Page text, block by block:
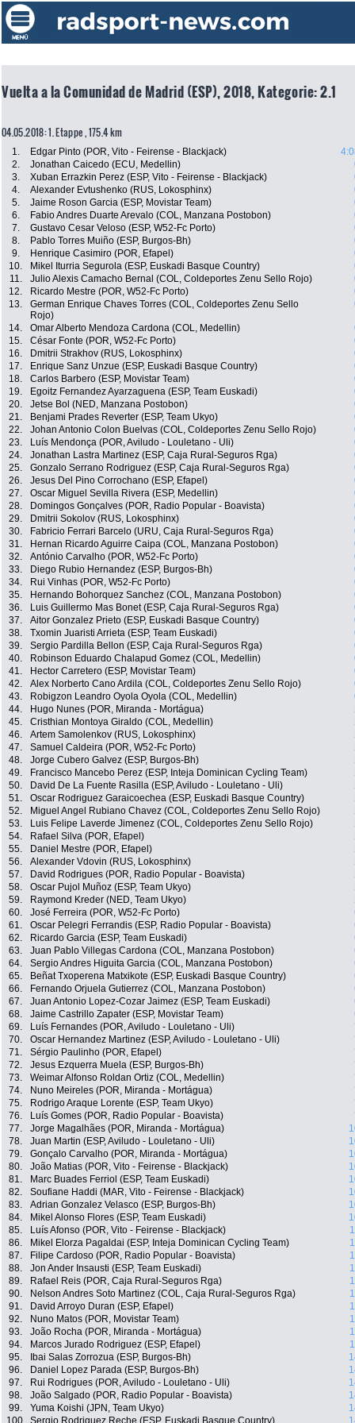
Vuelta a la Comunidad de Madrid (ESP), 2018, Kategorie: 2.1
04.05.2018: 1. Etappe , 175.4 km
1. Edgar Pinto (POR, Vito - Feirense - Blackjack)
2.
Jonathan Caicedo (ECU, Medellin)
3.
Xuban Errazkin Perez (ESP, Vito - Feirense - Blackjack)
4.
Alexander Evtushenko (RUS, Lokosphinx)
5.
Jaime Roson Garcia (ESP, Movistar Team)
6.
Fabio Andres Duarte Arevalo (COL, Manzana Postobon)
7.
Gustavo Cesar Veloso (ESP, W52-Fc Porto)
8.
Pablo Torres Muiño (ESP, Burgos-Bh)
9.
Henrique Casimiro (POR, Efapel)
10.
Mikel Iturria Segurola (ESP, Euskadi Basque Country)
11.
Julio Alexis Camacho Bernal (COL, Coldeportes Zenu Sello Rojo)
12.
Ricardo Mestre (POR, W52-Fc Porto)
13.
German Enrique Chaves Torres (COL, Coldeportes Zenu Sello
Rojo)
14. Omar Alberto Mendoza Cardona (COL, Medellin)
15.
César Fonte (POR, W52-Fc Porto)
16.
Dmitrii Strakhov (RUS, Lokosphinx)
17.
Enrique Sanz Unzue (ESP, Euskadi Basque Country)
18.
Carlos Barbero (ESP, Movistar Team)
19.
Egoitz Fernandez Ayarzaguena (ESP, Team Euskadi)
20.
Jetse Bol (NED, Manzana Postobon)
21.
Benjami Prades Reverter (ESP, Team Ukyo)
22.
Johan Antonio Colon Buelvas (COL, Coldeportes Zenu Sello Rojo)
23.
Luís Mendonça (POR, Aviludo - Louletano - Uli)
24.
Jonathan Lastra Martinez (ESP, Caja Rural-Seguros Rga)
25.
Gonzalo Serrano Rodriguez (ESP, Caja Rural-Seguros Rga)
26.
Jesus Del Pino Corrochano (ESP, Efapel)
27.
Oscar Miguel Sevilla Rivera (ESP, Medellin)
28.
Domingos Gonçalves (POR, Radio Popular - Boavista)
29.
Dmitrii Sokolov (RUS, Lokosphinx)
30.
Fabricio Ferrari Barcelo (URU, Caja Rural-Seguros Rga)
31.
Hernan Ricardo Aguirre Caipa (COL, Manzana Postobon)
32.
António Carvalho (POR, W52-Fc Porto)
33.
Diego Rubio Hernandez (ESP, Burgos-Bh)
34.
Rui Vinhas (POR, W52-Fc Porto)
35.
Hernando Bohorquez Sanchez (COL, Manzana Postobon)
36.
Luis Guillermo Mas Bonet (ESP, Caja Rural-Seguros Rga)
37.
Aitor Gonzalez Prieto (ESP, Euskadi Basque Country)
38.
Txomin Juaristi Arrieta (ESP, Team Euskadi)
39.
Sergio Pardilla Bellon (ESP, Caja Rural-Seguros Rga)
40.
Robinson Eduardo Chalapud Gomez (COL, Medellin)
41.
Hector Carretero (ESP, Movistar Team)
42.
Alex Norberto Cano Ardila (COL, Coldeportes Zenu Sello Rojo)
43.
Robigzon Leandro Oyola Oyola (COL, Medellin)
44.
Hugo Nunes (POR, Miranda - Mortágua)
45.
Cristhian Montoya Giraldo (COL, Medellin)
46.
Artem Samolenkov (RUS, Lokosphinx)
47.
Samuel Caldeira (POR, W52-Fc Porto)
48.
Jorge Cubero Galvez (ESP, Burgos-Bh)
49.
Francisco Mancebo Perez (ESP, Inteja Dominican Cycling Team)
50.
David De La Fuente Rasilla (ESP, Aviludo - Louletano - Uli)
51.
Oscar Rodriguez Garaicoechea (ESP, Euskadi Basque Country)
52.
Miguel Angel Rubiano Chavez (COL, Coldeportes Zenu Sello Rojo)
53.
Luis Felipe Laverde Jimenez (COL, Coldeportes Zenu Sello Rojo)
54.
Rafael Silva (POR, Efapel)
55.
Daniel Mestre (POR, Efapel)
56.
Alexander Vdovin (RUS, Lokosphinx)
57.
David Rodrigues (POR, Radio Popular - Boavista)
58.
Oscar Pujol Muñoz (ESP, Team Ukyo)
59.
Raymond Kreder (NED, Team Ukyo)
60.
José Ferreira (POR, W52-Fc Porto)
61.
Oscar Pelegri Ferrandis (ESP, Radio Popular - Boavista)
62.
Ricardo Garcia (ESP, Team Euskadi)
63.
Juan Pablo Villegas Cardona (COL, Manzana Postobon)
64.
Sergio Andres Higuita Garcia (COL, Manzana Postobon)
65.
Beñat Txoperena Matxikote (ESP, Euskadi Basque Country)
66.
Fernando Orjuela Gutierrez (COL, Manzana Postobon)
67.
Juan Antonio Lopez-Cozar Jaimez (ESP, Team Euskadi)
68.
Jaime Castrillo Zapater (ESP, Movistar Team)
69.
Luís Fernandes (POR, Aviludo - Louletano - Uli)
70.
Oscar Hernandez Martinez (ESP, Aviludo - Louletano - Uli)
71.
Sérgio Paulinho (POR, Efapel)
72.
Jesus Ezquerra Muela (ESP, Burgos-Bh)
73.
Weimar Alfonso Roldan Ortiz (COL, Medellin)
74.
Nuno Meireles (POR, Miranda - Mortágua)
75.
Rodrigo Araque Lorente (ESP, Team Ukyo)
76.
Luís Gomes (POR, Radio Popular - Boavista)
77.
Jorge Magalhães (POR, Miranda - Mortágua)
78.
Juan Martin (ESP, Aviludo - Louletano - Uli)
79.
Gonçalo Carvalho (POR, Miranda - Mortágua)
80.
João Matias (POR, Vito - Feirense - Blackjack)
81.
Marc Buades Ferriol (ESP, Team Euskadi)
82.
Soufiane Haddi (MAR, Vito - Feirense - Blackjack)
83.
Adrian Gonzalez Velasco (ESP, Burgos-Bh)
84.
Mikel Alonso Flores (ESP, Team Euskadi)
85.
Luís Afonso (POR, Vito - Feirense - Blackjack)
86.
Mikel Elorza Pagaldai (ESP, Inteja Dominican Cycling Team)
87.
Filipe Cardoso (POR, Radio Popular - Boavista)
88.
Jon Ander Insausti (ESP, Team Euskadi)
89.
Rafael Reis (POR, Caja Rural-Seguros Rga)
90.
Nelson Andres Soto Martinez (COL, Caja Rural-Seguros Rga)
91.
David Arroyo Duran (ESP, Efapel)
92.
Nuno Matos (POR, Movistar Team)
93.
João Rocha (POR, Miranda - Mortágua)
94.
Marcos Jurado Rodriguez (ESP, Efapel)
95.
Ibai Salas Zorrozua (ESP, Burgos-Bh)
96.
Daniel Lopez Parada (ESP, Burgos-Bh)
97.
Rui Rodrigues (POR, Aviludo - Louletano - Uli)
98.
João Salgado (POR, Radio Popular - Boavista)
99.
Yuma Koishi (JPN, Team Ukyo)